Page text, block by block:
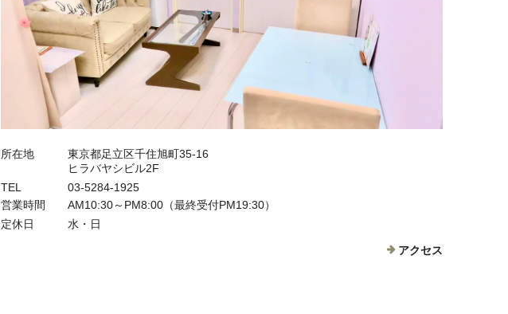
所在地
東京都足立区千住旭町35-16
ヒラバヤシビル2F
TEL
03-5284-1925
営業時間
AM10:30～PM8:00（最終受付PM19:30）
定休日
水・日
アクセス